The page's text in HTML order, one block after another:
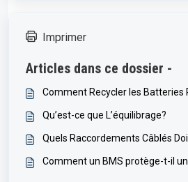
Imprimer
Articles dans ce dossier -
Comment Recycler les Batteries
Qu’est-ce que L’équilibrage?
Quels Raccordements Câblés
Comment un BMS protège-t-il